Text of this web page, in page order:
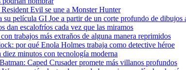
Evil se une a Monster Hunter
película GI Joe a partir de un corte profundo de dibujos
dan escalofríos cada vez que las miramos
trabajos más extraños de alguna manera reprimidos
por qué Enola Holmes trabaja como detective héroe
minutos con tecnología moderna
Caped Crusader promete más villanos profundos